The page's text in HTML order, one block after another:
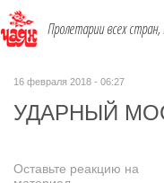
Пролетарии всех
16 февраля 2018 - 06:27
УДАРНЫЙ
Оставьте реакцию на